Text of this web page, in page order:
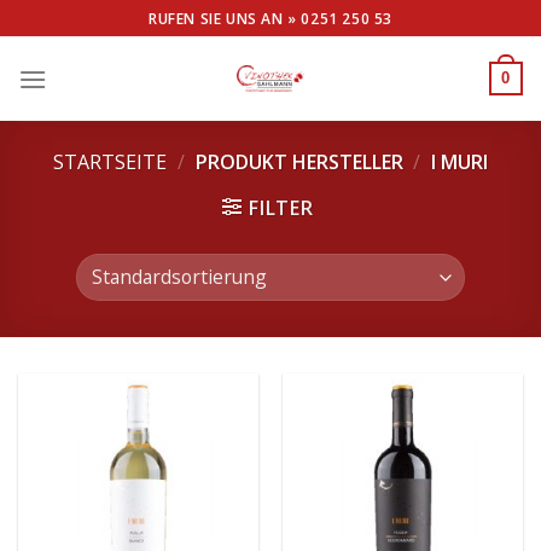
to
content
RUFEN SIE UNS AN »0251 250 53
0
STARTSEITE / PRODUKT HERSTELLER / I MURI
FILTER